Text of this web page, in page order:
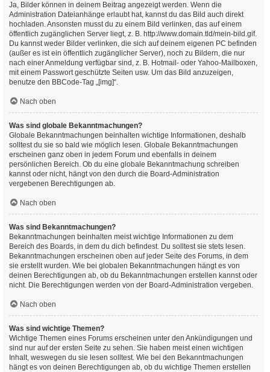
Ja, Bilder können in deinem Beitrag angezeigt werden. Wenn die
Administration Dateianhänge erlaubt hat, kannst du das Bild auch direkt
hochladen. Ansonsten musst du zu einem Bild verlinken, das auf einem
öffentlich zugänglichen Server liegt, z. B. http://www.domain.tld/mein-bild.gif.
Du kannst weder Bilder verlinken, die sich auf deinem eigenen PC befinden
(außer es ist ein öffentlich zugänglicher Server), noch zu Bildern, die nur
nach einer Anmeldung verfügbar sind, z. B. Hotmail- oder Yahoo-Mailboxen,
mit einem Passwort geschützte Seiten usw. Um das Bild anzuzeigen,
benutze den BBCode-Tag „[img]“.
Nach oben
Was sind globale Bekanntmachungen?
Globale Bekanntmachungen beinhalten wichtige Informationen, deshalb
solltest du sie so bald wie möglich lesen. Globale Bekanntmachungen
erscheinen ganz oben in jedem Forum und ebenfalls in deinem
persönlichen Bereich. Ob du eine globale Bekanntmachung schreiben
kannst oder nicht, hängt von den durch die Board-Administration
vergebenen Berechtigungen ab.
Nach oben
Was sind Bekanntmachungen?
Bekanntmachungen beinhalten meist wichtige Informationen zu dem
Bereich des Boards, in dem du dich befindest. Du solltest sie stets lesen.
Bekanntmachungen erscheinen oben auf jeder Seite des Forums, in dem
sie erstellt wurden. Wie bei globalen Bekanntmachungen hängt es von
deinen Berechtigungen ab, ob du Bekanntmachungen erstellen kannst oder
nicht. Die Berechtigungen werden von der Board-Administration vergeben.
Nach oben
Was sind wichtige Themen?
Wichtige Themen eines Forums erscheinen unter den Ankündigungen und
sind nur auf der ersten Seite zu sehen. Sie haben meist einen wichtigen
Inhalt, weswegen du sie lesen solltest. Wie bei den Bekanntmachungen
hängt es von deinen Berechtigungen ab, ob du wichtige Themen erstellen